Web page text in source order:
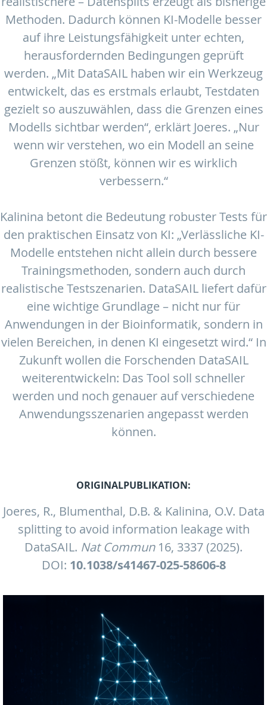
Methoden. Dadurch können KI-Modelle besser
auf ihre Leistungsfähigkeit unter echten,
herausfordernden Bedingungen geprüft
werden. „Mit DataSAIL haben wir ein Werkzeug
entwickelt, das es erstmals erlaubt, Testdaten
gezielt so auszuwählen, dass die Grenzen eines
Modells sichtbar werden“, erklärt Joeres. „Nur
wenn wir verstehen, wo ein Modell an seine
Grenzen stößt, können wir es wirklich
verbessern.“
Kalinina betont die Bedeutung robuster Tests für
den praktischen Einsatz von KI: „Verlässliche KI-
Modelle entstehen nicht allein durch bessere
Trainingsmethoden, sondern auch durch
realistische Testszenarien. DataSAIL liefert dafür
eine wichtige Grundlage – nicht nur für
Anwendungen in der Bioinformatik, sondern in
vielen Bereichen, in denen KI eingesetzt wird.“ In
Zukunft wollen die Forschenden DataSAIL
weiterentwickeln: Das Tool soll schneller
werden und noch genauer auf verschiedene
Anwendungsszenarien angepasst werden
können.
ORIGINALPUBLIKATION:
Joeres, R., Blumenthal, D.B. & Kalinina, O.V. Data
splitting to avoid information leakage with
DataSAIL. Nat Commun16, 3337 (2025).
DOI: 10.1038/s41467-025-58606-8